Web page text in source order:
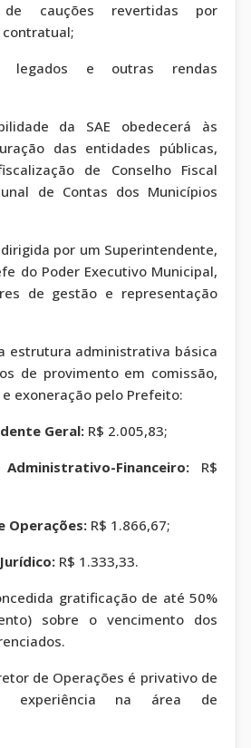
cauções revertidas por
legados e outras rendas
da SAE obedecerá às
das entidades públicas,
de Conselho Fiscal
de Contas dos Municípios
dirigida por um Superintendente,
do Poder Executivo Municipal,
de gestão e representação
estrutura administrativa básica
de provimento em comissão,
exoneração pelo Prefeito:
Geral: R$ 2.005,83;
Financeiro: R$
Operações: R$ 1.866,67;
R$ 1.333,33.
gratificação de até 50%
sobre o vencimento dos
de Operações é privativo de
experiência na área de